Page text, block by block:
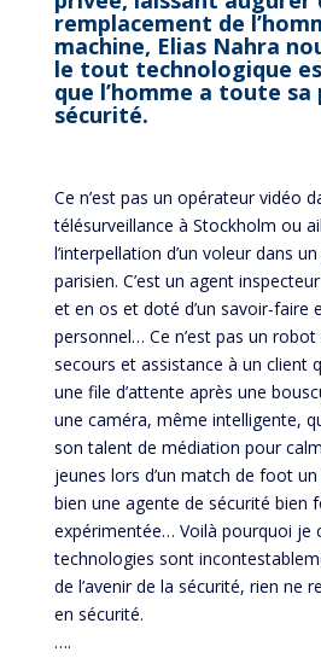
remplacement de
machine, Elias Nahra
le tout technologique
que l’homme a toute sa
sécurité.
Ce n’est pas un opérateur vidéo
télésurveillance à Stockholm ou
l’interpellation d’un voleur dans
parisien. C’est un agent
et en os et doté d’un savoir-faire
personnel… Ce n’est pas un
secours et assistance à un client
une file d’attente après une
une caméra, même intelligente,
son talent de médiation pour
jeunes lors d’un match de foot
bien une agente de sécurité bien
expérimentée… Voilà pourquoi je
technologies sont
de l’avenir de la sécurité, rien ne
en sécurité.
….